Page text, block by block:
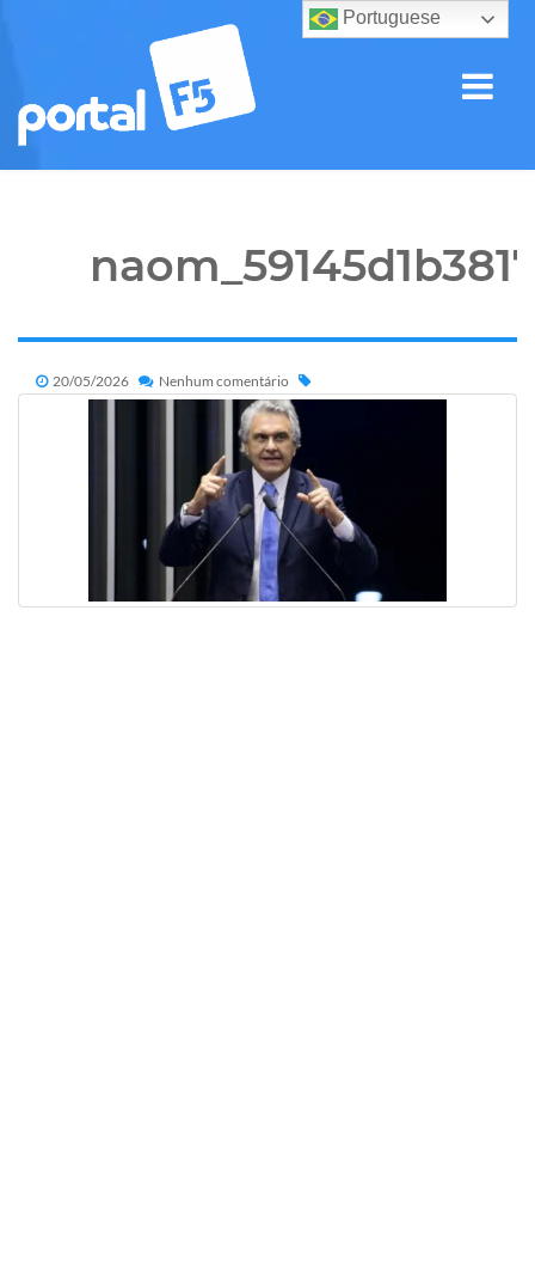
20/05/2026 Nenhum comentário
Portuguese